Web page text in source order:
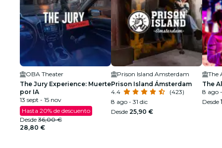
OBA Theater
The Jury Experience: Muerte
por IA
13 sept - 15 nov
Hasta 20% de descuento
Desde 36,00 €
28,80 €
Prison Island Amsterdam
Prison Island Ámsterdam
4.4
(423)
8 ago - 31 dic
Desde 25,90 €
The
The
8 ago
Desde